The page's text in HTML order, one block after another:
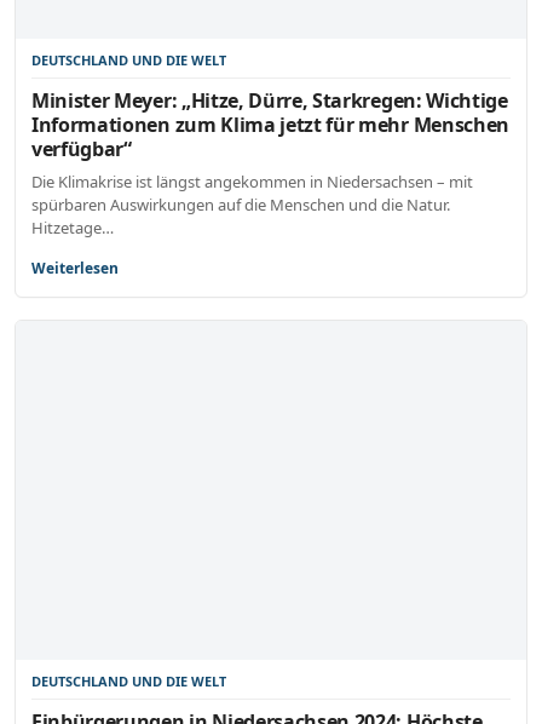
DEUTSCHLAND UND DIE WELT
Minister Meyer: „Hitze, Dürre, Starkregen: Wichtige
Informationen zum Klima jetzt für mehr Menschen
verfügbar“
Die Klimakrise ist längst angekommen in Niedersachsen – mit
spürbaren Auswirkungen auf die Menschen und die Natur.
Hitzetage…
Weiterlesen
DEUTSCHLAND UND DIE WELT